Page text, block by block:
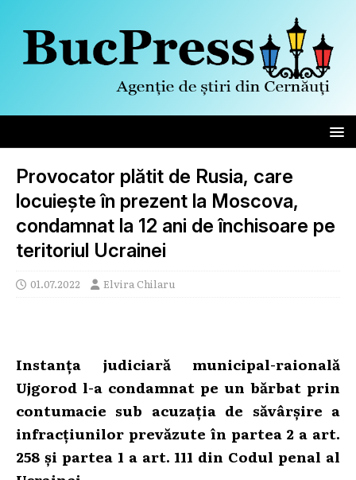
Provocator plătit de Rusia, care
locuiește în prezent la Moscova,
condamnat la 12 ani de închisoare pe
teritoriul Ucrainei
01.07.2022 Elvira Chilaru
Instanța judiciară municipal-raională
Ujgorod l-a condamnat pe un bărbat prin
contumacie sub acuzația de săvârșire a
infracțiunilor prevăzute în partea 2 a art.
258 și partea 1 a art. 111 din Codul penal al